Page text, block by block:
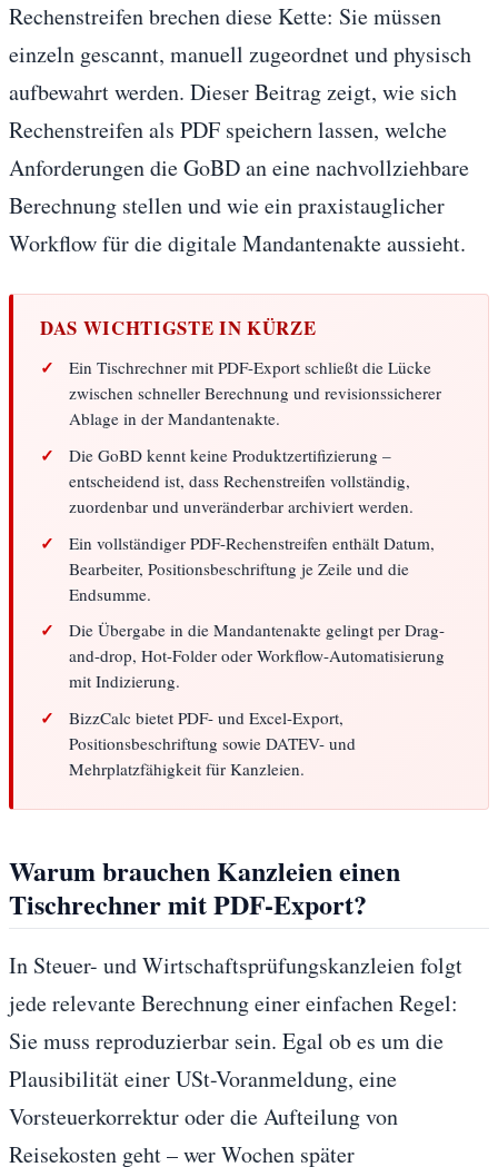
Rechenstreifen brechen diese Kette: Sie müssen
einzeln gescannt, manuell zugeordnet und physisch
aufbewahrt werden. Dieser Beitrag zeigt, wie sich
Rechenstreifen als PDF speichern lassen, welche
Anforderungen die GoBD an eine nachvollziehbare
Berechnung stellen und wie ein praxistauglicher
Workflow für die digitale Mandantenakte aussieht.
DAS WICHTIGSTE IN KÜRZE
Ein Tischrechner mit PDF-Export schließt die Lücke
zwischen schneller Berechnung und revisionssicherer
Ablage in der Mandantenakte.
Die GoBD kennt keine Produktzertifizierung –
entscheidend ist, dass Rechenstreifen vollständig,
zuordenbar und unveränderbar archiviert werden.
Ein vollständiger PDF-Rechenstreifen enthält Datum,
Bearbeiter, Positionsbeschriftung je Zeile und die
Endsumme.
Die Übergabe in die Mandantenakte gelingt per Drag-
and-drop, Hot-Folder oder Workflow-Automatisierung
mit Indizierung.
BizzCalc bietet PDF- und Excel-Export,
Positionsbeschriftung sowie DATEV- und
Mehrplatzfähigkeit für Kanzleien.
Warum brauchen Kanzleien einen
Tischrechner mit PDF-Export?
In Steuer- und Wirtschaftsprüfungskanzleien folgt
jede relevante Berechnung einer einfachen Regel:
Sie muss reproduzierbar sein. Egal ob es um die
Plausibilität einer USt-Voranmeldung, eine
Vorsteuerkorrektur oder die Aufteilung von
Reisekosten geht – wer Wochen später